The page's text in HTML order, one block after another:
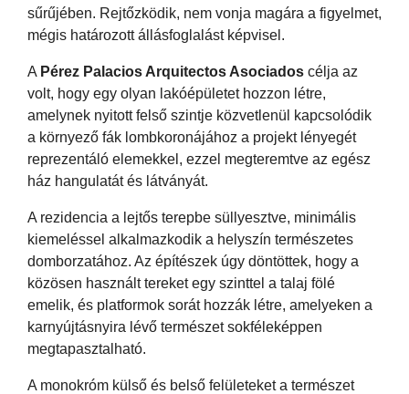
sűrűjében. Rejtőzködik, nem vonja magára a figyelmet,
mégis határozott állásfoglalást képvisel.
A Pérez Palacios Arquitectos Asociados célja az
volt, hogy egy olyan lakóépületet hozzon létre,
amelynek nyitott felső szintje közvetlenül kapcsolódik
a környező fák lombkoronájához a projekt lényegét
reprezentáló elemekkel, ezzel megteremtve az egész
ház hangulatát és látványát.
A rezidencia a lejtős terepbe süllyesztve, minimális
kiemeléssel alkalmazkodik a helyszín természetes
domborzatához. Az építészek úgy döntöttek, hogy a
közösen használt tereket egy szinttel a talaj fölé
emelik, és platformok sorát hozzák létre, amelyeken a
karnyújtásnyira lévő természet sokféleképpen
megtapasztalható.
A monokróm külső és belső felületeket a természet